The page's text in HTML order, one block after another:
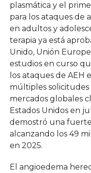
plasmática y el
para los ataques de
en adultos y
terapia ya está
Unido, Unión
estudios en curso
los ataques de AEH
múltiples
mercados globales
Estados Unidos en
demostró una
alcanzando los 49
en 2025.
El angioedema